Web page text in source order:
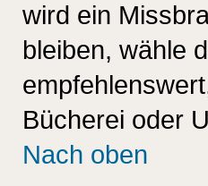
wird ein
bleiben, wähle
Bücherei oder
Nach oben